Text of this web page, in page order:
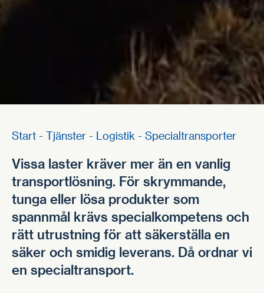
Start - Tjänster - Logistik - Specialtransporter
Vissa laster kräver mer än en vanlig
transportlösning. För skrymmande,
tunga eller lösa produkter som
spannmål krävs specialkompetens och
rätt utrustning för att säkerställa en
säker och smidig leverans. Då ordnar vi
en specialtransport.